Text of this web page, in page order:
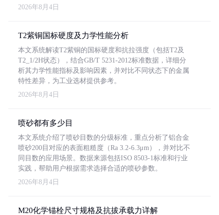
2026年8月4日
T2紫铜国标硬度及力学性能分析
本文系统解读T2紫铜的国标硬度和抗拉强度（包括T2及
T2_1/2H状态），结合GB/T 5231-2012标准数据，详细分
析其力学性能指标及影响因素，并对比不同状态下的金属
特性差异，为工业选材提供参考。
2026年8月4日
喷砂都有多少目
本文系统介绍了喷砂目数的分级标准，重点分析了铝合金
喷砂200目对应的表面粗糙度（Ra 3.2-6.3μm），并对比不
同目数的应用场景。数据来源包括ISO 8503-1标准和行业
实践，帮助用户根据需求选择合适的喷砂参数。
2026年8月4日
M20化学锚栓尺寸规格及抗拔承载力详解